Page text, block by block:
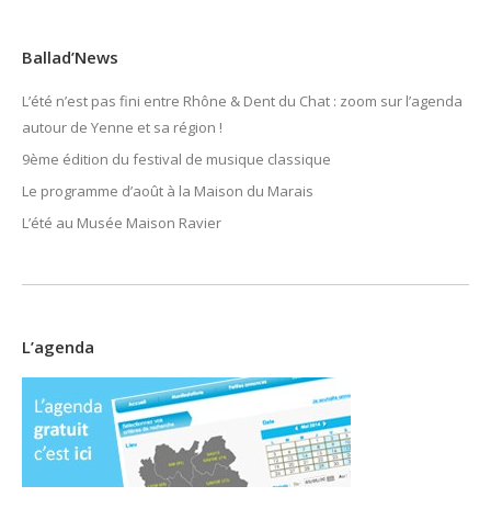
Ballad’News
L’été n’est pas fini entre Rhône & Dent du Chat : zoom sur l’agenda
autour de Yenne et sa région !
9ème édition du festival de musique classique
Le programme d’août à la Maison du Marais
L’été au Musée Maison Ravier
L’agenda